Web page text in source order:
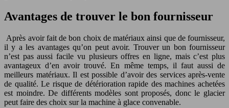
Avantages de trouver le bon fournisseur
Après avoir fait de bon choix de matériaux ainsi que de fournisseur,
il y a les avantages qu’on peut avoir. Trouver un bon fournisseur
n’est pas aussi facile vu plusieurs offres en ligne, mais c’est plus
avantageux d’en avoir trouvé. En même temps, il faut aussi de
meilleurs matériaux. Il est possible d’avoir des services après-vente
de qualité. Le risque de détérioration rapide des machines achetées
est moindre. De différents modèles sont proposés, donc le glacier
peut faire des choix sur la machine à glace convenable.